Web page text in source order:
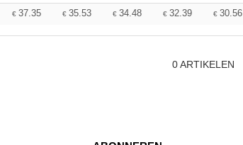
€37.35 €35.53 €34.48 €32.39 €30.56
0ARTIKELEN